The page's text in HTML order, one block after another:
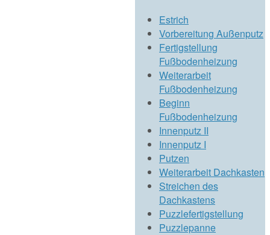
Estrich
Vorbereitung Außenputz
Fertigstellung
Fußbodenheizung
Weiterarbeit
Fußbodenheizung
Beginn
Fußbodenheizung
Innenputz II
Innenputz I
Putzen
Weiterarbeit Dachkasten
Streichen des
Dachkastens
Puzzlefertigstellung
Puzzlepanne